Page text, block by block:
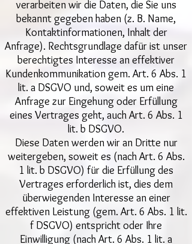
verarbeiten wir die Daten, die Sie uns
bekannt gegeben haben (z. B. Name,
Kontaktinformationen, Inhalt der
Anfrage). Rechtsgrundlage dafür ist unser
berechtigtes Interesse an effektiver
Kundenkommunikation gem. Art. 6 Abs. 1
lit. a DSGVO und, soweit es um eine
Anfrage zur Eingehung oder Erfüllung
eines Vertrages geht, auch Art. 6 Abs. 1
lit. b DSGVO.
Diese Daten werden wir an Dritte nur
weitergeben, soweit es (nach Art. 6 Abs.
1 lit. b DSGVO) für die Erfüllung des
Vertrages erforderlich ist, dies dem
überwiegenden Interesse an einer
effektiven Leistung (gem. Art. 6 Abs. 1 lit.
f DSGVO) entspricht oder Ihre
Einwilligung (nach Art. 6 Abs. 1 lit. a